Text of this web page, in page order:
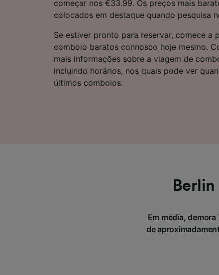
começar nos €33.99. Os preços mais
colocados em destaque quando pesquisa
Se estiver pronto para reservar, comece a
comboio baratos connosco hoje mesmo.
mais informações sobre a viagem de
incluindo horários, nos quais pode ver
últimos comboios.
Em média,
de
Lista